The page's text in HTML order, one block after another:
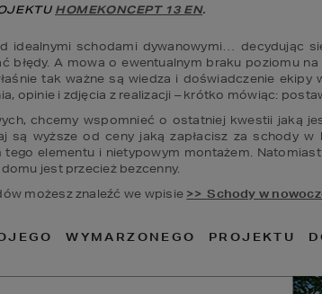
HOMEKONCEPT 13 EN.
idealnymi schodami dywanowymi… decydując
A mowa o ewentualnym braku poziomu
tak ważne są wiedza i doświadczenie
opinie i zdjęcia z realizacji – krótko mówiąc:
chcemy wspomnieć o ostatniej kwestii jaką
są wyższe od ceny jaką zapłacisz za schody
elementu i nietypowym montażem.
jest przecież bezcenny.
możesz znaleźć we wpisie >>  Schody w
WYMARZONEGO PROJEKTU